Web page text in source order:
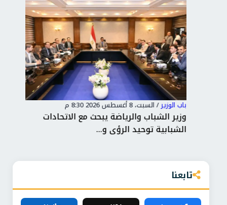
باب الوزير/ السبت، 8 أغسطس 2026 8:30 م
وزير الشباب والرياضة يبحث مع الاتحادات
الشبابية توحيد الرؤى و...
تابعنا